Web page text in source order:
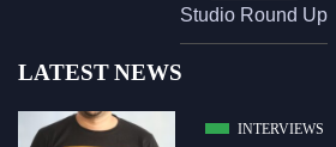
Studio Round Up
LATEST NEWS
INTERVIEWS